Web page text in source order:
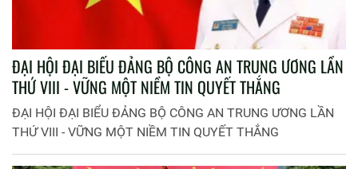
ĐẠI HỘI ĐẠI BIỂU ĐẢNG BỘ CÔNG AN TRUNG ƯƠNG LẦN
THỨ VIII - VỮNG MỘT NIỀM TIN QUYẾT THẮNG
ĐẠI HỘI ĐẠI BIỂU ĐẢNG BỘ CÔNG AN TRUNG ƯƠNG LẦN
THỨ VIII - VỮNG MỘT NIỀM TIN QUYẾT THẮNG